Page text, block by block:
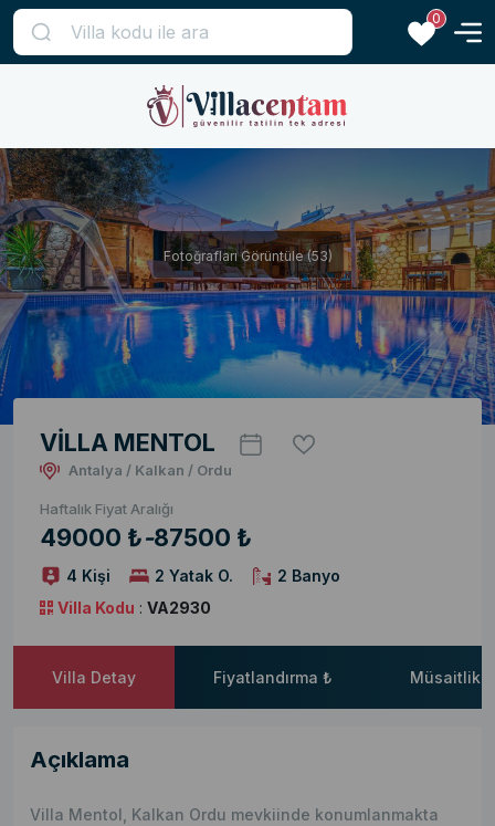
0
Fotoğrafları Görüntüle (53)
VİLLA MENTOL
Antalya / Kalkan / Ordu
Haftalık Fiyat Aralığı
49000 ₺-87500 ₺
4 Kişi 2 Yatak O.
2 Banyo
Villa Kodu : VA2930
Villa Detay Fiyatlandırma ₺ Müsaitlik
Açıklama
Villa Mentol, Kalkan Ordu mevkiinde konumlanmakta